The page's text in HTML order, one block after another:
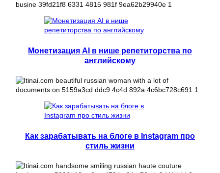
Монетизация AI в нише репетиторства по
английскому
Как зарабатывать на блоге в Instagram про
стиль жизни